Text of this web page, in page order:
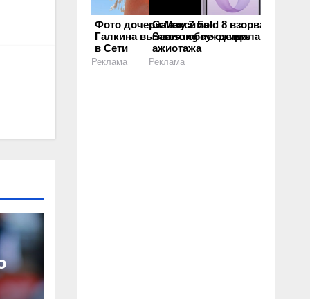
Фото дочери Максима
Галкина вызвало обсуждения
в Сети
Реклама
Galaxy Z Fold 8 взорвал спрос:
Samsung не ожидала такого
ажиотажа
Реклама